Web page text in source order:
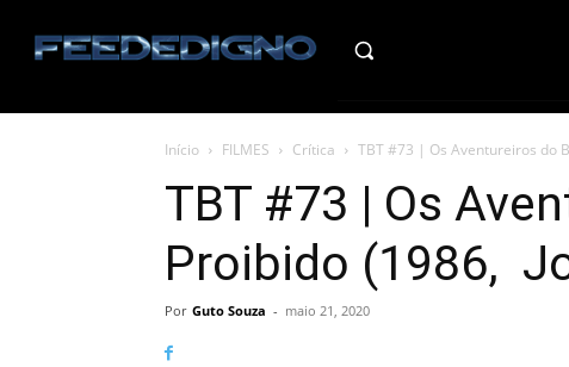
Início FILMES Crítica TBT #73 | Os Aventureiros do
TBT #73 | Os
Proibido (1986,
Por Guto Souza - maio 21, 2020